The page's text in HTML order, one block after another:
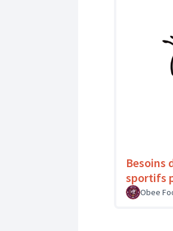
Besoins
sportifs
Obee